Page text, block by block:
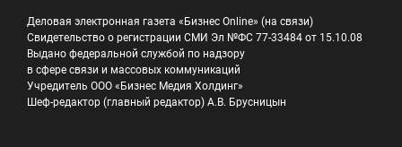
Деловая электронная газета «Бизнес Online» (на связи)
Свидетельство о регистрации СМИ Эл №ФС 77-33484 от 15.10.08
Выдано федеральной службой по надзору
в сфере связи и массовых коммуникаций
Учредитель ООО «Бизнес Медия Холдинг»
Шеф-редактор (главный редактор) А.В. Брусницын